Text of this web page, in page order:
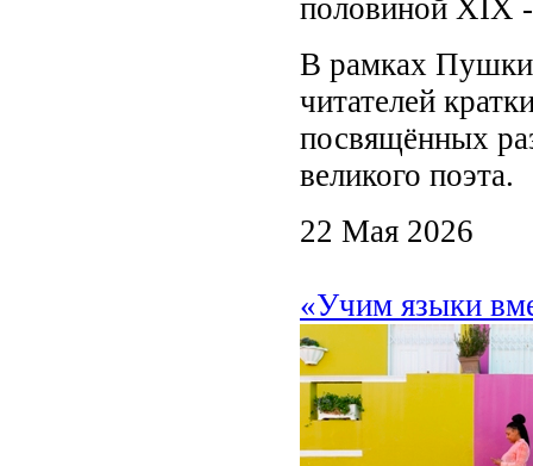
половиной XIX
В рамках
читателей
посвящённых
великого поэта.
22 Мая 2026
«Учим языки